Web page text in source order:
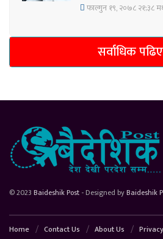
फाल्गुन १९, २०७८ २१;३८
सर्वाधिक
© 2023 Baideshik Post - Designed byBaideshik
Home Contact Us About Us